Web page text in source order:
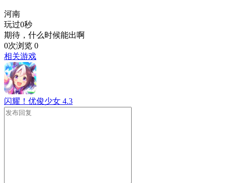
河南
玩过0秒
期待，什么时候能出啊
0次浏览 0
相关游戏
闪耀！优俊少女 4.3